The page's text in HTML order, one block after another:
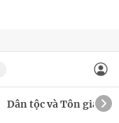
Dân tộc và Tôn giáo